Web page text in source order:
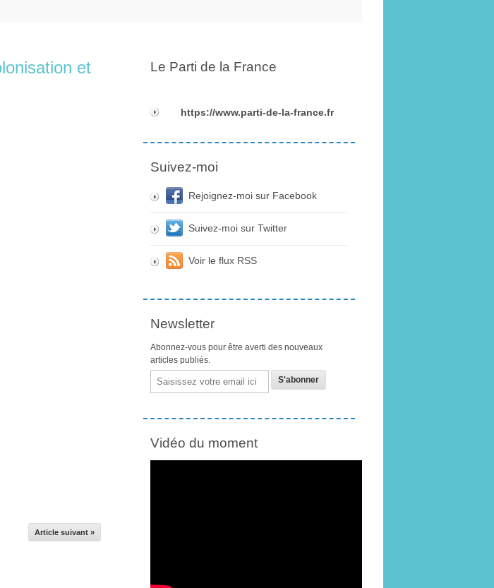
et
Article suivant »
Le Parti de la France
https://www.parti-de-la-france.fr
Suivez-moi
Rejoignez-moi sur Facebook
Suivez-moi sur Twitter
Voir le flux RSS
Newsletter
Abonnez-vous pour être averti des nouveaux
articles publiés.
Email
Vidéo du moment